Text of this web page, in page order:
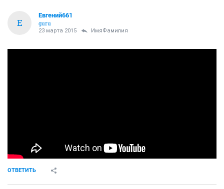
Е
Евгений661
guru
23 марта 2015 ИмяФамилия
ОТВЕТИТЬ